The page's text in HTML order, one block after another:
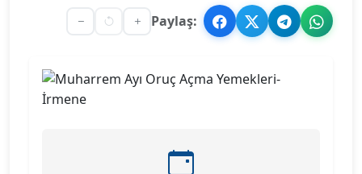
Paylaş: